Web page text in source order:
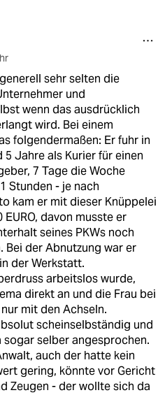
sehr selten die
und
wenn das ausdrücklich
wird. Bei einem
folgendermaßen: Er fuhr in
Jahre als Kurier für einen
7 Tage die Woche
Stunden - je nach
kam er mit dieser Knüppelei
EURO, davon musste er
seines PKWs noch
Bei der Abnutzung war er
der Werkstatt.
arbeitslos wurde,
direkt an und die Frau bei
mit den Achseln.
scheinselbständig und
sogar selber angesprochen.
auch der hatte kein
gering, könnte vor Gericht
Zeugen - der wollte sich da